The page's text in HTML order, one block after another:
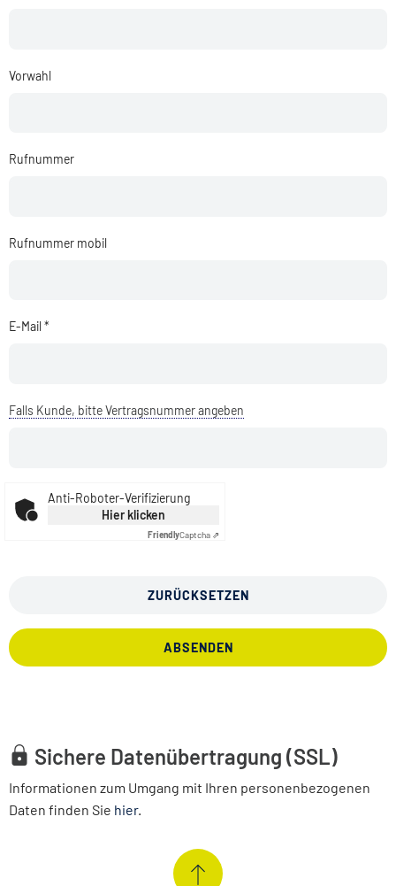
Vorwahl
Rufnummer
Rufnummer mobil
E-Mail *
Falls Kunde, bitte Vertragsnummer angeben
Anti-Roboter-Verifizierung
Hier klicken
FriendlyCaptcha ⇗
ZURÜCKSETZEN
ABSENDEN
Sichere Datenübertragung (SSL)
Informationen zum Umgang mit Ihren personenbezogenen
Daten finden Sie hier.